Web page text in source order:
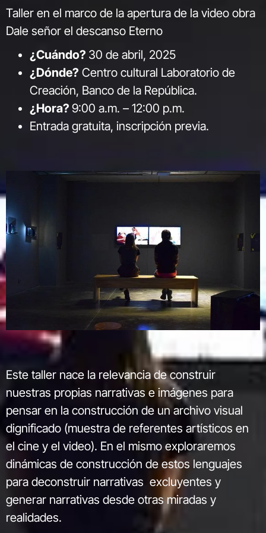
Taller en el marco de la apertura de la video obra
Dale señor el descanso Eterno
¿Cuándo? 30 de abril, 2025
¿Dónde? Centro cultural Laboratorio de
Creación, Banco de la República.
¿Hora? 9:00 a.m. – 12:00 p.m.
Entrada gratuita, inscripción previa.
Este taller nace la relevancia de construir
nuestras propias narrativas e imágenes para
pensar en la construcción de un archivo visual
dignificado (muestra de referentes artísticos en
el cine y el video). En el mismo exploraremos
dinámicas de construcción de estos lenguajes
para deconstruir narrativas excluyentes y
generar narrativas desde otras miradas y
realidades.